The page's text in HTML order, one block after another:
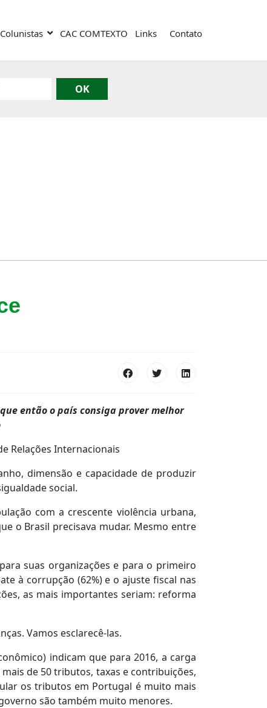
Colunistas CAC COMTEXTO Links Contato
então o país consiga prover melhor
Relações Internacionais
dimensão e capacidade de produzir
social.
com a crescente violência urbana,
o Brasil precisava mudar. Mesmo entre
suas organizações e para o primeiro
à corrupção (62%) e o ajuste fiscal nas
as mais importantes seriam: reforma
Vamos esclarecê-las.
indicam que para 2016, a carga
de 50 tributos, taxas e contribuições,
os tributos em Portugal é muito mais
são também muito menores.